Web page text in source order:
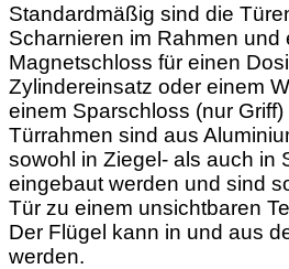
Standardmäßig sind die
Scharnieren im Rahmen und
Magnetschloss für einen
Zylindereinsatz oder einem
einem Sparschloss (nur
Türrahmen sind aus
sowohl in Ziegel- als auch in
eingebaut werden und sind
Tür zu einem unsichtbaren
Der Flügel kann in und aus
werden.